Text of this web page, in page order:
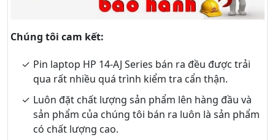
Chúng tôi cam kết:
Pin laptop HP 14-AJ Series bán ra đều được trải
qua rất nhiều quá trình kiểm tra cẩn thận.
Luôn đặt chất lượng sản phẩm lên hàng đầu và
sản phẩm của chúng tôi bán ra luôn là sản phẩm
có chất lượng cao.